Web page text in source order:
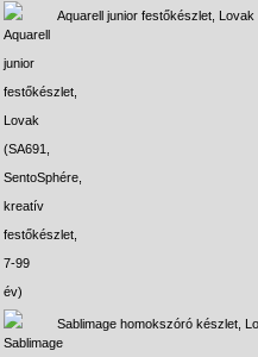
Aquarell junior festőkészlet, Lovak
Sablimage homokszóró készlet,